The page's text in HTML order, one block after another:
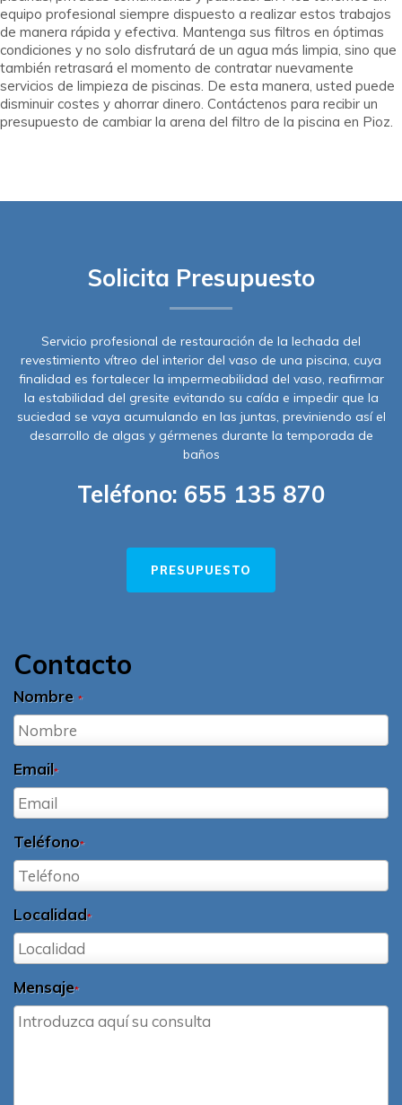
equipo profesional siempre dispuesto a realizar estos trabajos
de manera rápida y efectiva. Mantenga sus filtros en óptimas
condiciones y no solo disfrutará de un agua más limpia, sino que
también retrasará el momento de contratar nuevamente
servicios de limpieza de piscinas. De esta manera, usted puede
disminuir costes y ahorrar dinero. Contáctenos para recibir un
presupuesto de cambiar la arena del filtro de la piscina en Pioz.
Solicita Presupuesto
Servicio profesional de restauración de la lechada del
revestimiento vítreo del interior del vaso de una piscina, cuya
finalidad es fortalecer la impermeabilidad del vaso, reafirmar
la estabilidad del gresite evitando su caída e impedir que la
suciedad se vaya acumulando en las juntas, previniendo así el
desarrollo de algas y gérmenes durante la temporada de
baños
Teléfono: 655 135 870
PRESUPUESTO
Contacto
Nombre *
Email*
Teléfono*
Localidad*
Mensaje*